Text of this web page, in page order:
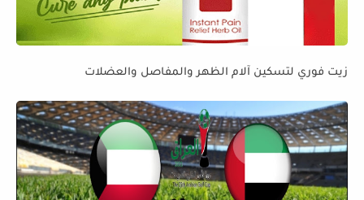
زيت فوري لتسكين آلام الظهر والمفاصل والعضلات